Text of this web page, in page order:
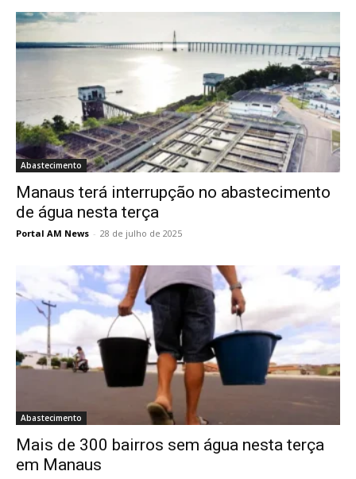
Abastecimento
Manaus terá interrupção no abastecimento
de água nesta terça
Portal AM News - 28 de julho de 2025
Abastecimento
Mais de 300 bairros sem água nesta terça
em Manaus